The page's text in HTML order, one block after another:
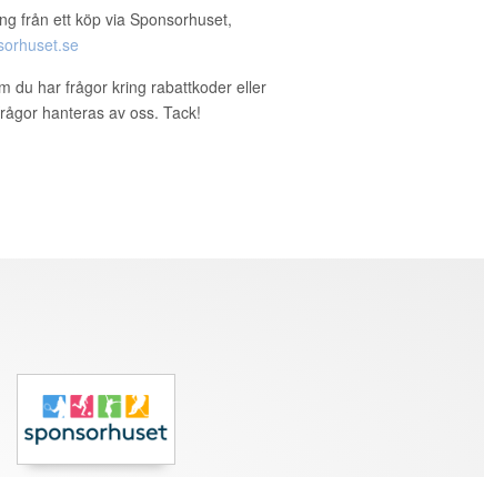
från ett köp via Sponsorhuset,
du har frågor kring rabattkoder eller
hanteras av oss. Tack!